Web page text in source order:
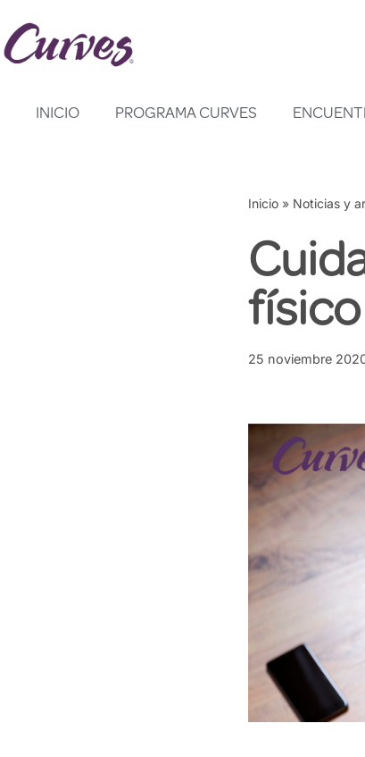
Saltar
INICIO PROGRAMA CURVES
Inicio» Noticias y
25 noviembre